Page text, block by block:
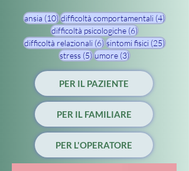
ansia (10)10 post
difficoltà comportamentali (4)4 post
difficoltà psicologiche (6)6 post
difficoltà relazionali (6)6 post
sintomi fisici (25)25 post
stress (5)5 post
umore (3)3 post
PER IL PAZIENTE
PER IL FAMILIARE
PER L'OPERATORE